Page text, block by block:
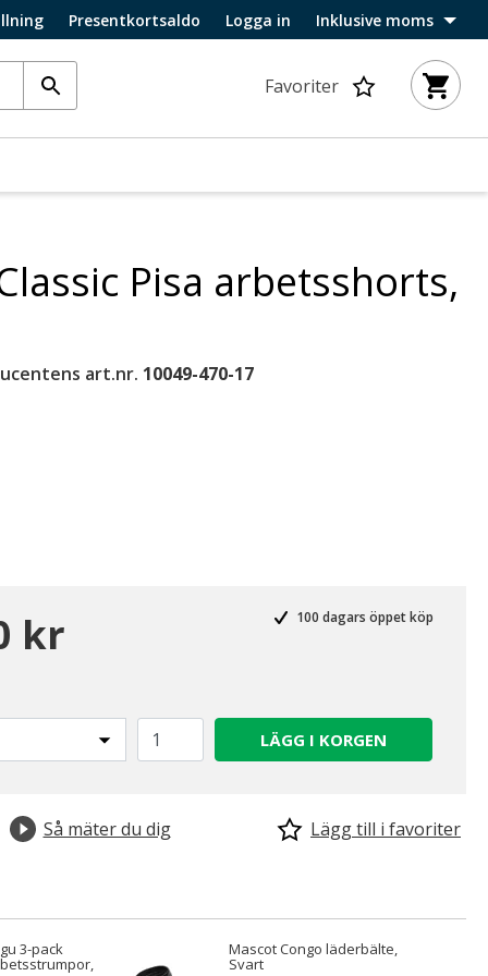
Presentkortsaldo Logga in Inklusive moms
Favoriter
Pisa arbetsshorts,
art.nr. 10049-470-17
kr 100 dagars öppet köp
LÄGG I KORGEN
Så mäter du dig Lägg till i favoriter
3-pack Mascot Congo läderbälte,
Svart